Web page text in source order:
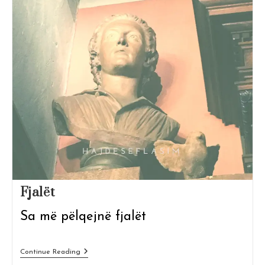
Fjalët
Sa më pëlqejnë fjalët
Continue ReadingFjalët